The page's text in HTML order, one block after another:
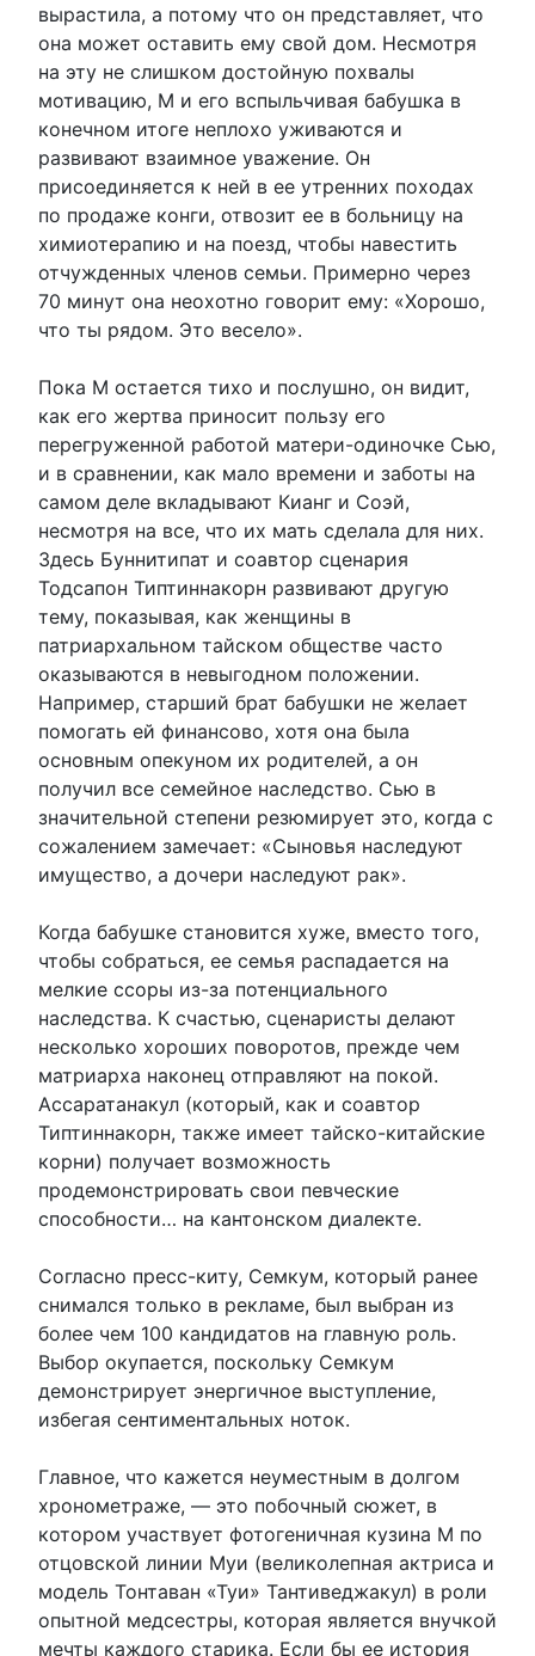
вырастила, а потому что он представляет, что
она может оставить ему свой дом. Несмотря
на эту не слишком достойную похвалы
мотивацию, М и его вспыльчивая бабушка в
конечном итоге неплохо уживаются и
развивают взаимное уважение. Он
присоединяется к ней в ее утренних походах
по продаже конги, отвозит ее в больницу на
химиотерапию и на поезд, чтобы навестить
отчужденных членов семьи. Примерно через
70 минут она неохотно говорит ему: «Хорошо,
что ты рядом. Это весело».
Пока М остается тихо и послушно, он видит,
как его жертва приносит пользу его
перегруженной работой матери-одиночке Сью,
и в сравнении, как мало времени и заботы на
самом деле вкладывают Кианг и Соэй,
несмотря на все, что их мать сделала для них.
Здесь Буннитипат и соавтор сценария
Тодсапон Типтиннакорн развивают другую
тему, показывая, как женщины в
патриархальном тайском обществе часто
оказываются в невыгодном положении.
Например, старший брат бабушки не желает
помогать ей финансово, хотя она была
основным опекуном их родителей, а он
получил все семейное наследство. Сью в
значительной степени резюмирует это, когда с
сожалением замечает: «Сыновья наследуют
имущество, а дочери наследуют рак».
Когда бабушке становится хуже, вместо того,
чтобы собраться, ее семья распадается на
мелкие ссоры из-за потенциального
наследства. К счастью, сценаристы делают
несколько хороших поворотов, прежде чем
матриарха наконец отправляют на покой.
Ассаратанакул (который, как и соавтор
Типтиннакорн, также имеет тайско-китайские
корни) получает возможность
продемонстрировать свои певческие
способности… на кантонском диалекте.
Согласно пресс-киту, Семкум, который ранее
снимался только в рекламе, был выбран из
более чем 100 кандидатов на главную роль.
Выбор окупается, поскольку Семкум
демонстрирует энергичное выступление,
избегая сентиментальных ноток.
Главное, что кажется неуместным в долгом
хронометраже, — это побочный сюжет, в
котором участвует фотогеничная кузина М по
отцовской линии Муи (великолепная актриса и
модель Тонтаван «Туи» Тантиведжакул) в роли
опытной медсестры, которая является внучкой
мечты каждого старика. Если бы ее история